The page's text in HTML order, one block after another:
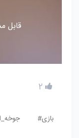
قابل
2
بازی#